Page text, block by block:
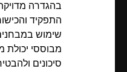
בהגדרה
התפקיד
שימוש
מבוססי יכולת
סיכונים